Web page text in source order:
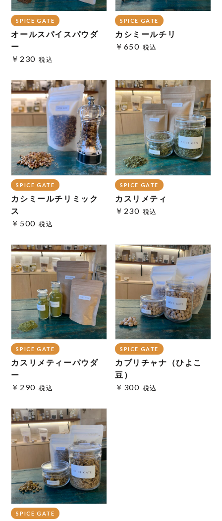
SPICE GATE
オールスパイスパウダ
ー
￥230 税込
SPICE GATE
カシミールチリ
￥650 税込
SPICE GATE
カシミールチリミック
ス
￥500 税込
SPICE GATE
カスリメティ
￥230 税込
SPICE GATE
カスリメティーパウダ
ー
￥290 税込
SPICE GATE
カブリチャナ（ひよこ
豆）
￥300 税込
SPICE GATE